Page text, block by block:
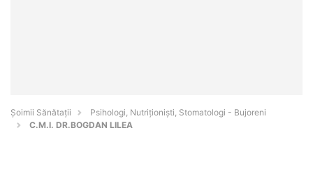
Şoimii Sănătații
Psihologi, Nutriționiști, Stomatologi - Bujoreni
C.M.I. DR.BOGDAN LILEA